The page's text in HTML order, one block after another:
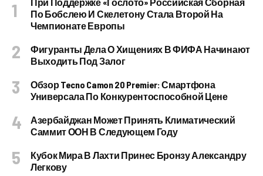
По Бобслею И Скелетону Стала Второй На
Чемпионате Европы
Фигуранты Дела О Хищениях В ФИФА Начинают
Выходить Под Залог
Обзор Tecno Camon 20 Premier: Смартфона
Универсала По Конкурентоспособной Цене
Азербайджан Может Принять Климатический
Саммит ООН В Следующем Году
Кубок Мира В Лахти Принес Бронзу Александру
Легкову